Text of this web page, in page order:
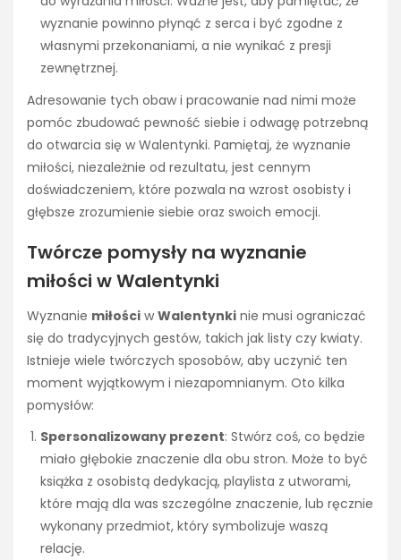
wyznanie powinno płynąć z serca i być zgodne z
własnymi przekonaniami, a nie wynikać z presji
zewnętrznej.
Adresowanie tych obaw i pracowanie nad nimi może
pomóc zbudować pewność siebie i odwagę potrzebną
do otwarcia się w Walentynki. Pamiętaj, że wyznanie
miłości, niezależnie od rezultatu, jest cennym
doświadczeniem, które pozwala na wzrost osobisty i
głębsze zrozumienie siebie oraz swoich emocji.
Twórcze pomysły na wyznanie
miłości w Walentynki
Wyznanie miłości w Walentynki nie musi ograniczać
się do tradycyjnych gestów, takich jak listy czy kwiaty.
Istnieje wiele twórczych sposobów, aby uczynić ten
moment wyjątkowym i niezapomnianym. Oto kilka
pomysłów:
Spersonalizowany prezent: Stwórz coś, co będzie
miało głębokie znaczenie dla obu stron. Może to być
książka z osobistą dedykacją, playlista z utworami,
które mają dla was szczególne znaczenie, lub ręcznie
wykonany przedmiot, który symbolizuje waszą
relację.